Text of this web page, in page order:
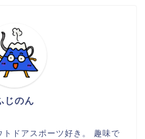
じのん
ドアスポーツ好き。 趣味で